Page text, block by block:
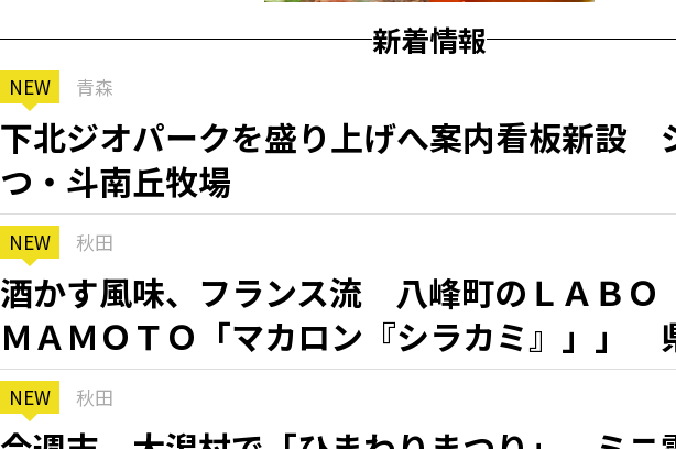
新着情報
NEW 青森
下北ジオパークを盛り上げへ案内看板新設
つ・斗南丘牧場
NEW 秋田
酒かす風味、フランス流 八峰町のＬＡ
ＭＡＭＯＴＯ「マカロン『シラカミ』」」
NEW 秋田